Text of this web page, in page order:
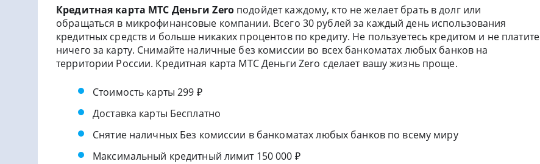
Кредитная карта МТС Деньги Zero подойдет каждому, кто не желает брать в долг или
обращаться в микрофинансовые компании. Всего 30 рублей за каждый день использования
кредитных средств и больше никаких процентов по кредиту. Не пользуетесь кредитом и не платите
ничего за карту. Снимайте наличные без комиссии во всех банкоматах любых банков на
территории России. Кредитная карта МТС Деньги Zero сделает вашу жизнь проще.
Стоимость карты 299 ₽
Доставка карты Бесплатно
Снятие наличных Без комиссии в банкоматах любых банков по всему миру
Максимальный кредитный лимит 150 000 ₽